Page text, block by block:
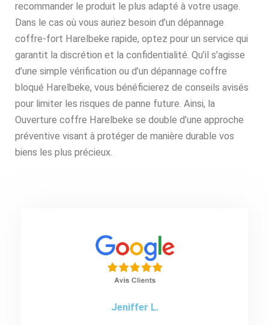
recommander le produit le plus adapté à votre usage.
Dans le cas où vous auriez besoin d’un dépannage
coffre-fort Harelbeke rapide, optez pour un service qui
garantit la discrétion et la confidentialité. Qu’il s’agisse
d’une simple vérification ou d’un dépannage coffre
bloqué Harelbeke, vous bénéficierez de conseils avisés
pour limiter les risques de panne future. Ainsi, la
Ouverture coffre Harelbeke se double d’une approche
préventive visant à protéger de manière durable vos
biens les plus précieux.
Jeniffer L.